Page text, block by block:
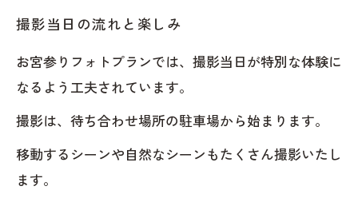
撮影当日の流れと楽しみ
お宮参りフォトプランでは、撮影当日が特別な体験に
なるよう工夫されています。
撮影は、待ち合わせ場所の駐車場から始まります。
移動するシーンや自然なシーンもたくさん撮影いたし
ます。